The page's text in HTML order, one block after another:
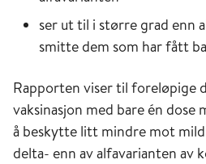
ser ut til i større grad enn
smitte dem som har fått
Rapporten viser til foreløpige
vaksinasjon med bare én dose
å beskytte litt mindre mot
delta- enn av alfavarianten av